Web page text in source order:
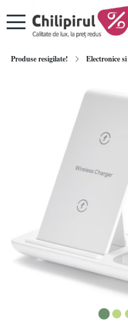
Produse resigilate! Electronice